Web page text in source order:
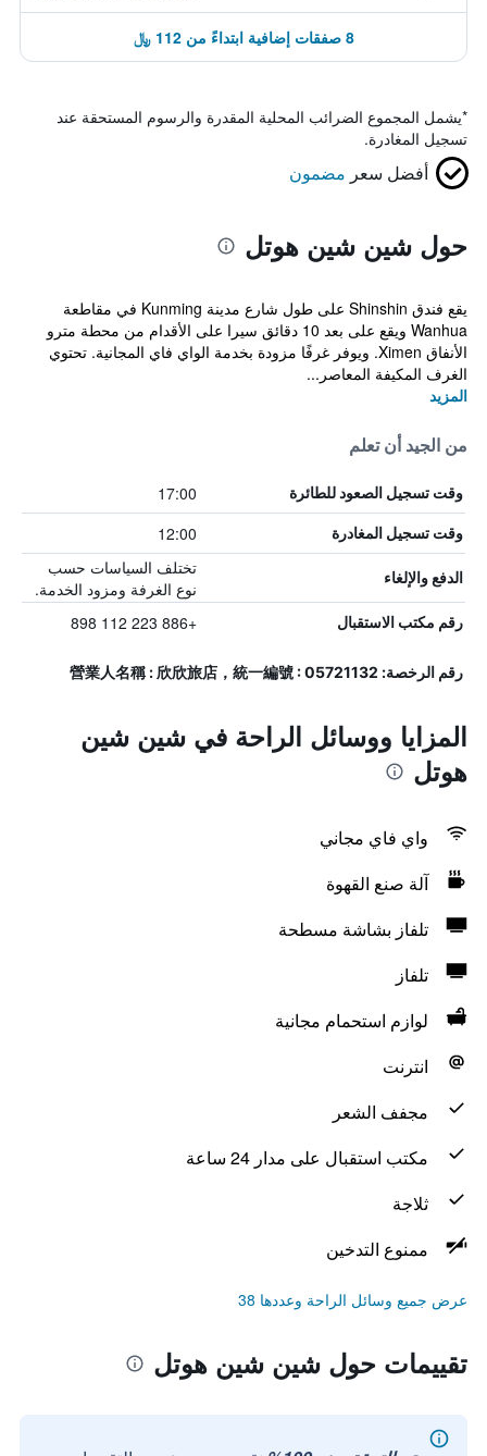
8 صفقات إضافية ابتداءً من 112 ﷼
*يشمل المجموع الضرائب المحلية المقدرة والرسوم المستحقة عند
تسجيل المغادرة.
أفضل سعر مضمون
حول شين شين هوتل
يقع فندق Shinshin على طول شارع مدينة Kunming في مقاطعة
Wanhua ويقع على بعد 10 دقائق سيرا على الأقدام من محطة مترو
الأنفاق Ximen. ويوفر غرفًا مزودة بخدمة الواي فاي المجانية. تحتوي
الغرف المكيفة المعاصر...
المزيد
من الجيد أن تعلم
وقت تسجيل الصعود للطائرة 17:00
وقت تسجيل المغادرة 12:00
الدفع والإلغاء
تختلف السياسات حسب
نوع الغرفة ومزود الخدمة.
رقم مكتب الاستقبال +886 223 112 898
رقم الرخصة: 營業人名稱 : 欣欣旅店，統一編號 : 05721132
المزايا ووسائل الراحة في شين شين
هوتل
واي فاي مجاني
آلة صنع القهوة
تلفاز بشاشة مسطحة
تلفاز
لوازم استحمام مجانية
انترنت
مجفف الشعر
مكتب استقبال على مدار 24 ساعة
ثلاجة
ممنوع التدخين
عرض جميع وسائل الراحة وعددها 38
تقييمات حول شين شين هوتل